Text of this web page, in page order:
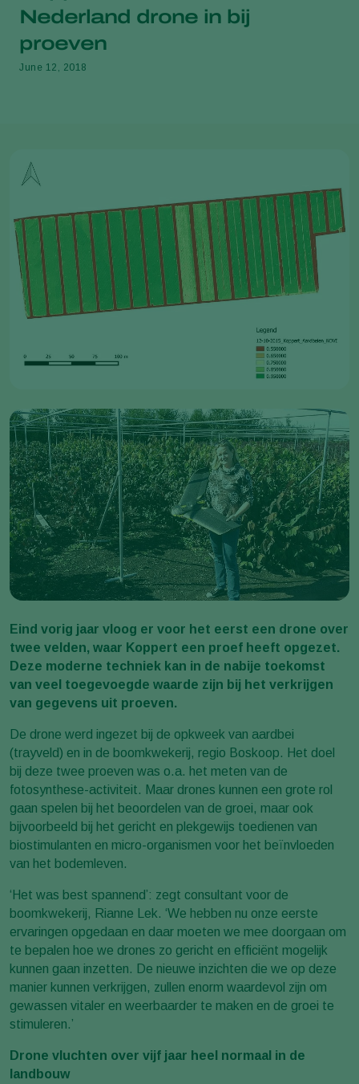
Nederland drone in bij
proeven
June 12, 2018
Eind vorig jaar vloog er voor het eerst een drone over
twee velden, waar Koppert een proef heeft opgezet.
Deze moderne techniek kan in de nabije toekomst
van veel toegevoegde waarde zijn bij het verkrijgen
van gegevens uit proeven.
De drone werd ingezet bij de opkweek van aardbei
(trayveld) en in de boomkwekerij, regio Boskoop. Het doel
bij deze twee proeven was o.a. het meten van de
fotosynthese-activiteit. Maar drones kunnen een grote rol
gaan spelen bij het beoordelen van de groei, maar ook
bijvoorbeeld bij het gericht en plekgewijs toedienen van
biostimulanten en micro-organismen voor het beïnvloeden
van het bodemleven.
‘Het was best spannend’: zegt consultant voor de
boomkwekerij, Rianne Lek. ‘We hebben nu onze eerste
ervaringen opgedaan en daar moeten we mee doorgaan om
te bepalen hoe we drones zo gericht en efficiënt mogelijk
kunnen gaan inzetten. De nieuwe inzichten die we op deze
manier kunnen verkrijgen, zullen enorm waardevol zijn om
gewassen vitaler en weerbaarder te maken en de groei te
stimuleren.’
Drone vluchten over vijf jaar heel normaal in de
landbouw